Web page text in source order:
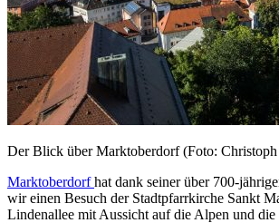
Der Blick über Marktoberdorf (Foto: Christoph
Marktoberdorfhat dank seiner über 700-
wir einen Besuch der Stadtpfarrkirche Sankt
Lindenallee mit Aussicht auf die Alpen und